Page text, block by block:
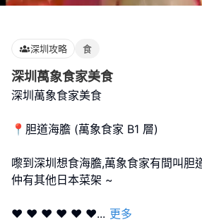
100.00%
深圳攻略 食
深圳萬象食家美食
深圳萬象食家美食
📍胆道海膽 (萬象食家 B1 層)
嚟到深圳想食海膽,萬象食家有間叫胆
仲有其他日本菜架 ~
♥ ♥ ♥ ♥ ♥ ♥... 更多